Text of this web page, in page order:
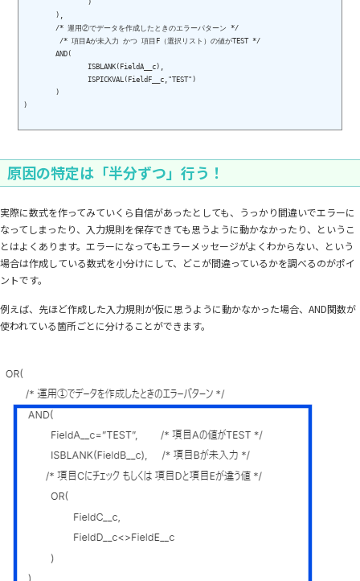
	AND(
)
原因の特定は「半分ずつ」行う！
実際に数式を作ってみていくら自信があったとしても、うっかり間違いでエラーに
なってしまったり、入力規則を保存できても思うように動かなかったり、というこ
とはよくあります。エラーになってもエラーメッセージがよくわからない、という
場合は作成している数式を小分けにして、どこが間違っているかを調べるのがポイ
ントです。
例えば、先ほど作成した入力規則が仮に思うように動かなかった場合、AND関数が
使われている箇所ごとに分けることができます。